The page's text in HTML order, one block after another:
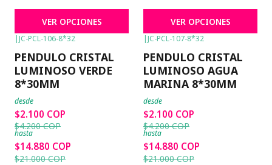
VER OPCIONES VER OPCIONES
|JC-PCL-106-8*32
PENDULO CRISTAL
LUMINOSO VERDE
8*30MM
desde
$2.100 COP
$4.200 COP
hasta
$14.880 COP
$21.000 COP
|JC-PCL-107-8*32
PENDULO CRISTAL
LUMINOSO AGUA
MARINA 8*30MM
desde
$2.100 COP
$4.200 COP
hasta
$14.880 COP
$21.000 COP